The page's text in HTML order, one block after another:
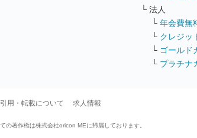
└ 法人
└ 年会費無
└ クレジッ
└ ゴールド
└ プラチナ
引用・転載について 求人情報
の著作権は株式会社oricon MEに帰属しております。